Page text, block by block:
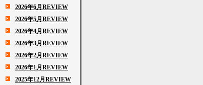
2026年6月REVIEW
2026年5月REVIEW
2026年4月REVIEW
2026年3月REVIEW
2026年2月REVIEW
2026年1月REVIEW
2025年12月REVIEW